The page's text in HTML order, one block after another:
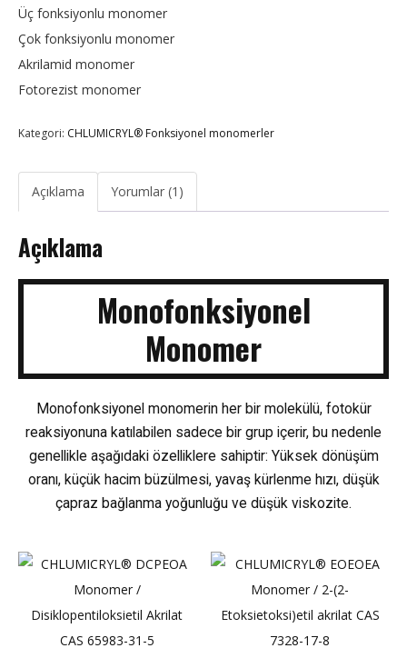
Üç fonksiyonlu monomer
Çok fonksiyonlu monomer
Akrilamid monomer
Fotorezist monomer
Kategori: CHLUMICRYL® Fonksiyonel monomerler
Açıklama Yorumlar (1)
Açıklama
Monofonksiyonel
Monomer
Monofonksiyonel monomerin her bir molekülü, fotokür
reaksiyonuna katılabilen sadece bir grup içerir, bu nedenle
genellikle aşağıdaki özelliklere sahiptir: Yüksek dönüşüm
oranı, küçük hacim büzülmesi, yavaş kürlenme hızı, düşük
çapraz bağlanma yoğunluğu ve düşük viskozite.